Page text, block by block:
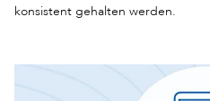
konsistent gehalten werden.